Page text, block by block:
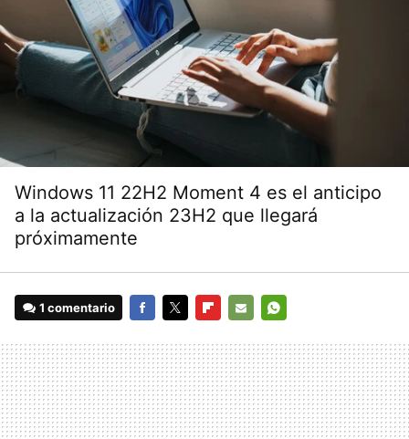
Windows 11 22H2 Moment 4 es el anticipo
a la actualización 23H2 que llegará
próximamente
1 comentario
MAIL